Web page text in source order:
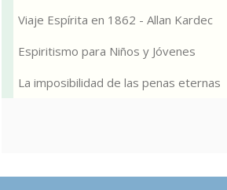
Viaje Espírita en 1862 - Allan Kardec
Espiritismo para Niños y Jóvenes
La imposibilidad de las penas eternas